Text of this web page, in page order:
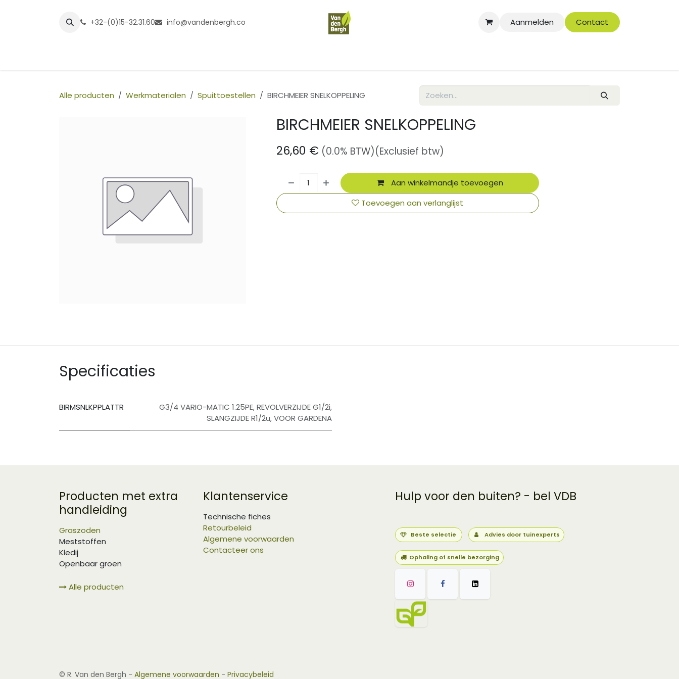
+32-(0)15-32.31.60 info@vandenbergh.co Aanmelden Contact
Alle producten Werkmaterialen Spuittoestellen BIRCHMEIER SNELKOPPELING
BIRCHMEIER SNELKOPPELING
26,60 € (0.0% BTW)(Exclusief btw)
Aan winkelmandje toevoegen
Toevoegen aan verlanglijst
Specificaties
BIRMSNLKPPLATTR G3/4 VARIO-MATIC 1.25PE,REVOLVERZIJDE G1/2i,
SLANGZIJDE R1/2u,VOOR GARDENA
Producten met extra
handleiding
Graszoden
Meststoffen
Kledij
Openbaar groen
Alle producten
Klantenservice
Technische fiches
Retourbeleid
Algemene voorwaarden
Contacteer ons
Hulp voor den buiten? - bel VDB
Beste selectie Advies door tuinexperts
Ophaling of snelle bezorging
© R. Van den Bergh - Algemene voorwaarden - Privacybeleid